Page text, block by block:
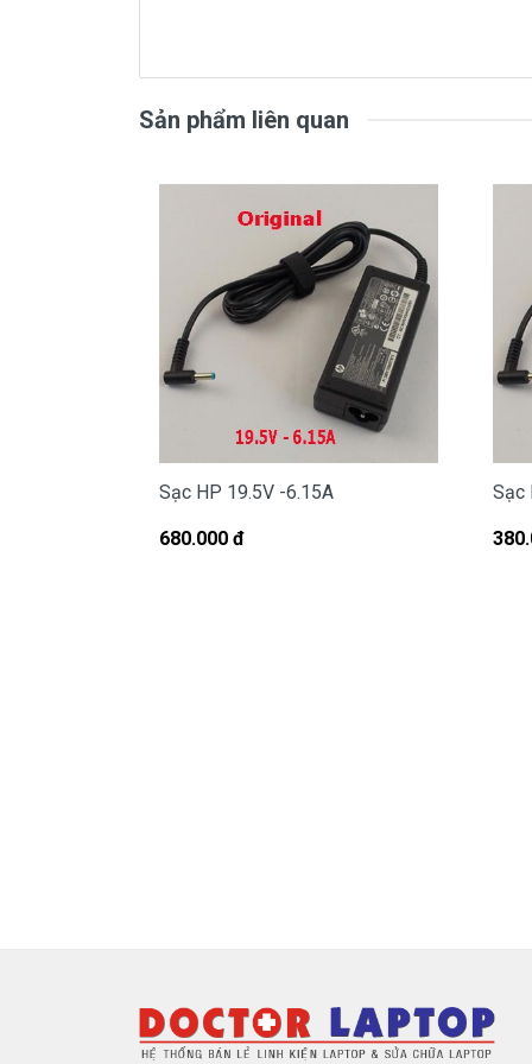
( sạc chính hãng này là hàng
Tai Tphcm nếu sạc HP của các bạn
- Shop có đội người kiểm tra và
Bạn chưa biết sạc Laptopnày có phù
Bạn chưa biết máy HP của mình là dòng
Bạn yên tâm nhé.
Bạn có thể gọi Zalo cho shop tai số
À mà thỉnh thoảng shop bận máy một
Thanh toán
Sản phẩm liên quan
Sạc HP 19.5V -6.15A
680.000 đ
Sạc